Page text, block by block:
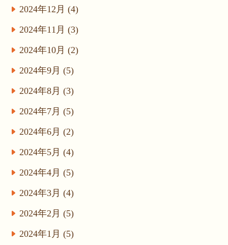
2024年12月 (4)
2024年11月 (3)
2024年10月 (2)
2024年9月 (5)
2024年8月 (3)
2024年7月 (5)
2024年6月 (2)
2024年5月 (4)
2024年4月 (5)
2024年3月 (4)
2024年2月 (5)
2024年1月 (5)